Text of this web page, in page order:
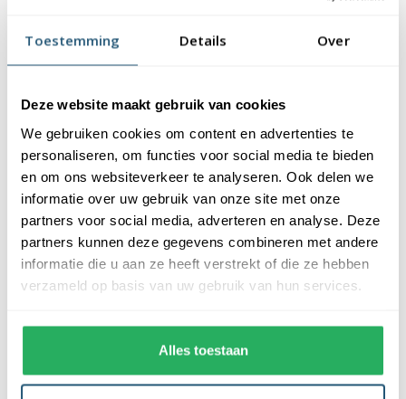
Toestemming Details Over
Deze website maakt gebruik van cookies
We gebruiken cookies om content en advertenties te
personaliseren, om functies voor social media te bieden
en om ons websiteverkeer te analyseren. Ook delen we
informatie over uw gebruik van onze site met onze
partners voor social media, adverteren en analyse. Deze
partners kunnen deze gegevens combineren met andere
informatie die u aan ze heeft verstrekt of die ze hebben
verzameld op basis van uw gebruik van hun services.
Alles toestaan
kwalitatieve afwerking, is uw-werend en kan gewassen worden
levensduur is afhankelijk van de locatie en
weersomstandigheden.
Voordelen van de Nieuw Zeelandse vlag
kopen bij Vlaggen Unie
De Nieuw Zeelandse vlag wordt standaard uit eigen voorraad
geleverd, wat zorgt voor een snelle levering. Ook zijn onze
vlaggen voorzien van een hoogwaardige afwerking. Ze zijn
stiknaad. Bij ons profiteer je van de volgende voordelen:
✓ altijd de laagste prijs garantie